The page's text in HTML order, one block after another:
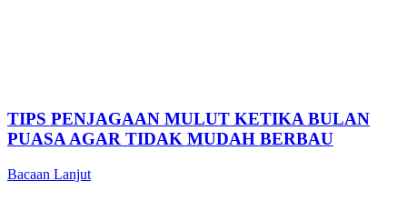
TIPS PENJAGAAN MULUT KETIKA BULAN
PUASA AGAR TIDAK MUDAH BERBAU
Bacaan Lanjut